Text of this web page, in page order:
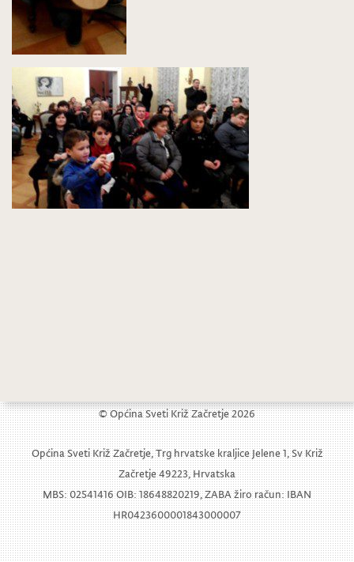
© Općina Sveti Križ Začretje 2026
Općina Sveti Križ Začretje, Trg hrvatske kraljice Jelene 1, Sv Križ
Začretje 49223, Hrvatska
MBS: 02541416 OIB: 18648820219, ZABA žiro račun: IBAN
HR0423600001843000007